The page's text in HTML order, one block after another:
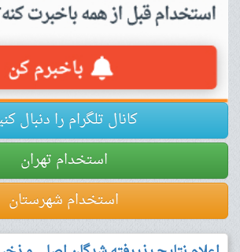
کانال تلگرام را دنبال
استخدام تهران
استخدام شهرستان